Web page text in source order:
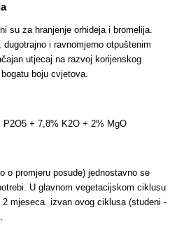
su za hranjenje orhideja i bromelija.
i ravnomjerno otpuštenim
utjecaj na razvoj korijenskog
boju cvjetova.
P2O5 + 7,8% K2O + 2% MgO
o promjeru posude) jednostavno se
U glavnom vegetacijskom ciklusu
mjeseca. izvan ovog ciklusa (studeni -